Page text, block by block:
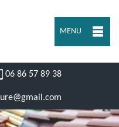
MENU
06 86 57 89 38